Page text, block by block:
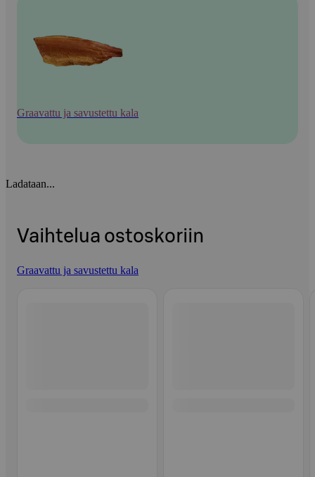
Graavattu ja savustettu kala
Ladataan...
Vaihtelua ostoskoriin
Graavattu ja savustettu kala